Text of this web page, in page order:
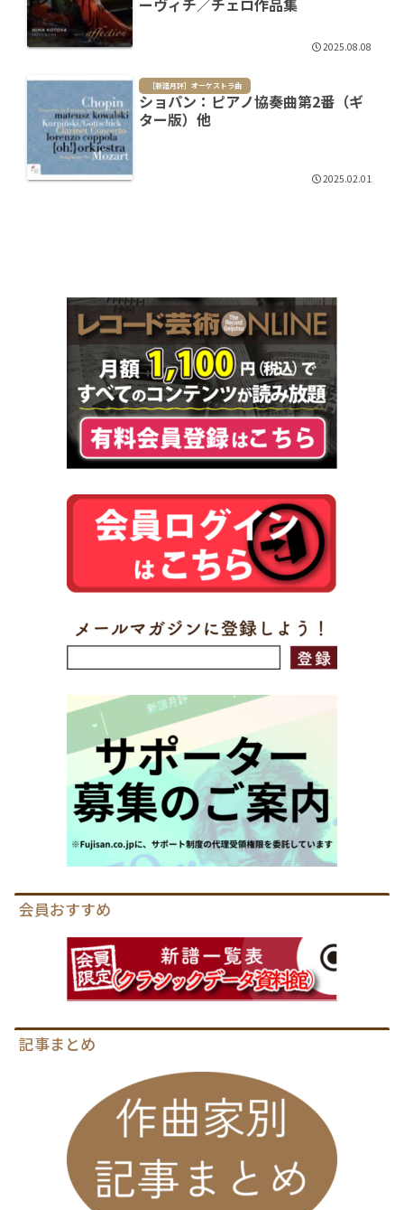
ーヴィチ／チェロ作品集
2025.08.08
［新譜月評］オーケストラ曲
ショパン：ピアノ協奏曲第2番（ギ
ター版）他
2025.02.01
会員おすすめ
記事まとめ